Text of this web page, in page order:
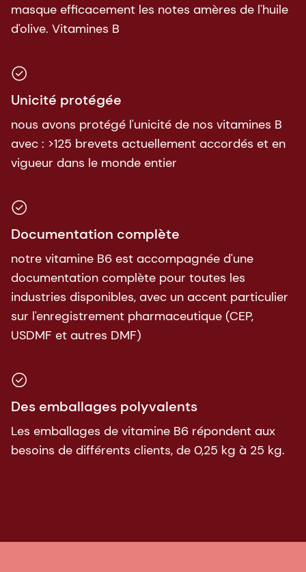
masque efficacement les notes amères de l'huile
d'olive. Vitamines B
Unicité protégée
nous avons protégé l'unicité de nos vitamines B
avec : >125 brevets actuellement accordés et en
vigueur dans le monde entier
Documentation complète
notre vitamine B6 est accompagnée d'une
documentation complète pour toutes les
industries disponibles, avec un accent particulier
sur l'enregistrement pharmaceutique (CEP,
USDMF et autres DMF)
Des emballages polyvalents
Les emballages de vitamine B6 répondent aux
besoins de différents clients, de 0,25 kg à 25 kg.